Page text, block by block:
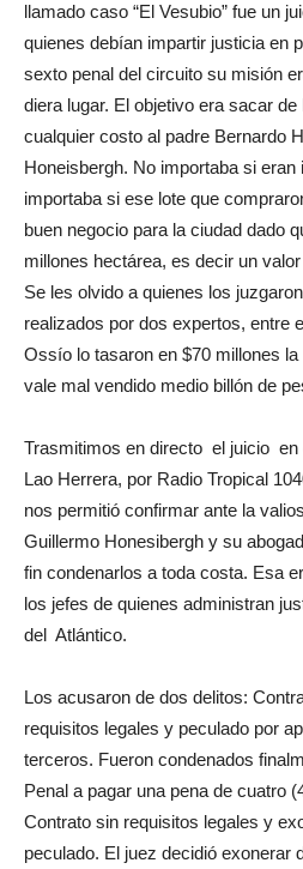
llamado caso “El Vesubio” fue un
quienes debían impartir justicia en
sexto penal del circuito su misión
diera lugar. El objetivo era sacar
cualquier costo al padre Bernardo
Honeisbergh. No importaba si
importaba si ese lote que
buen negocio para la ciudad dado
millones hectárea, es decir un
Se les olvido a quienes los
realizados por dos expertos, entre
Ossío lo tasaron en $70 millones
vale mal vendido medio billón de
Trasmitimos en directo el juicio en
Lao Herrera, por Radio Tropical
nos permitió confirmar ante la
Guillermo Honesibergh y su
fin condenarlos a toda costa. Esa
los jefes de quienes administran
del Atlántico.
Los acusaron de dos delitos:
requisitos legales y peculado por
terceros. Fueron condenados
Penal a pagar una pena de cuatro
Contrato sin requisitos legales y
peculado. El juez decidió exonerar